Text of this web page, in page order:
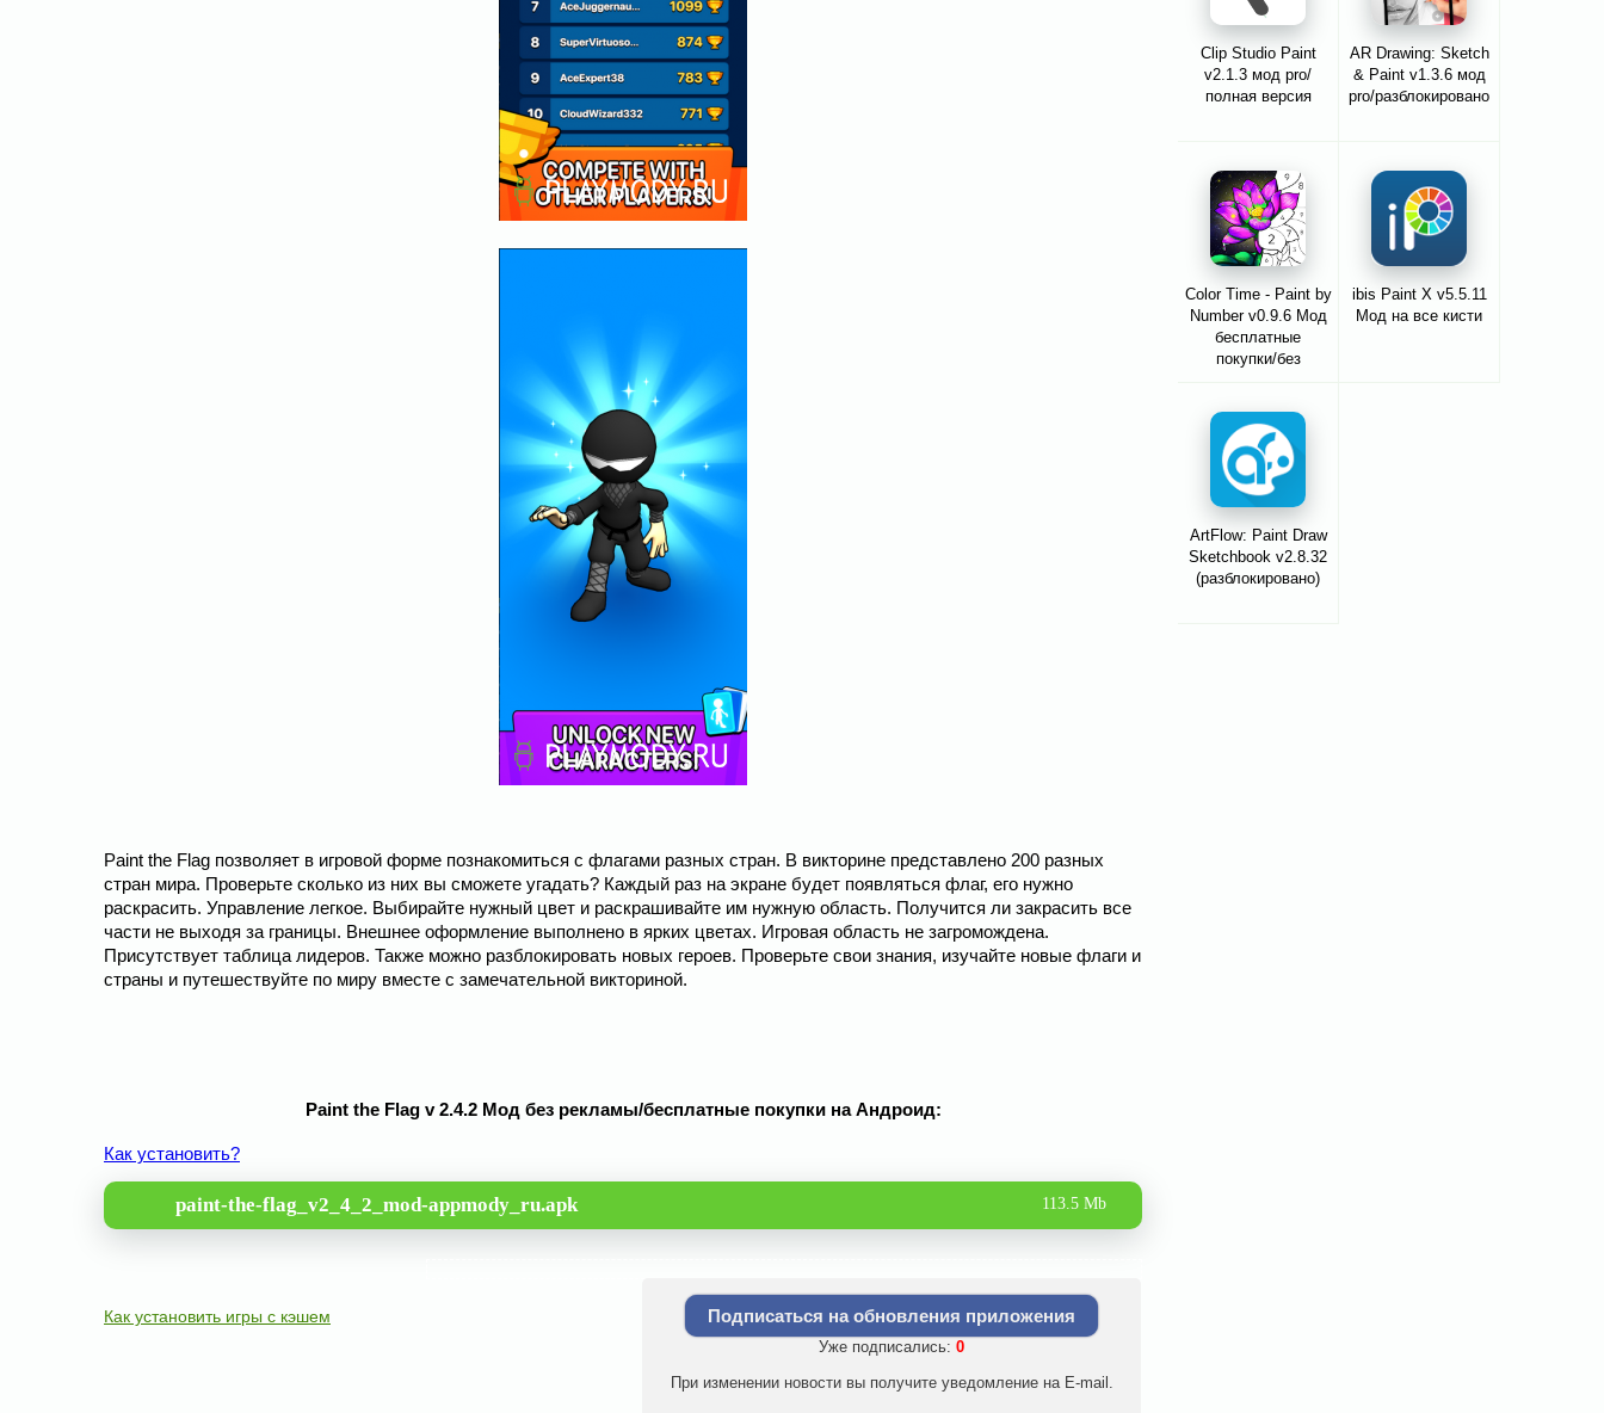
Paint the Flag позволяет в игровой форме познакомиться с флагами разных стран. В викторине представлено 200 разных
стран мира. Проверьте сколько из них вы сможете угадать? Каждый раз на экране будет появляться флаг, его нужно
раскрасить. Управление легкое. Выбирайте нужный цвет и раскрашивайте им нужную область. Получится ли закрасить все
части не выходя за границы. Внешнее оформление выполнено в ярких цветах. Игровая область не загромождена.
Присутствует таблица лидеров. Также можно разблокировать новых героев. Проверьте свои знания, изучайте новые флаги и
страны и путешествуйте по миру вместе с замечательной викториной.
Paint the Flag v 2.4.2 Мод без рекламы/бесплатные покупки на Андроид:
Как установить?
paint-the-flag_v2_4_2_mod-appmody_ru.apk 113.5 Mb
Как установить игры с кэшем Подписаться на обновления приложения
Уже подписались: 0
При изменении новости вы получите уведомление на E-mail.
Clip Studio Paint
v2.1.3 мод pro/
полная версия
AR Drawing: Sketch
& Paint v1.3.6 мод
pro/разблокировано
Color Time - Paint by
Number v0.9.6 Мод
бесплатные
покупки/без
ibis Paint X v5.5.11
Мод на все кисти
ArtFlow: Paint Draw
Sketchbook v2.8.32
(разблокировано)